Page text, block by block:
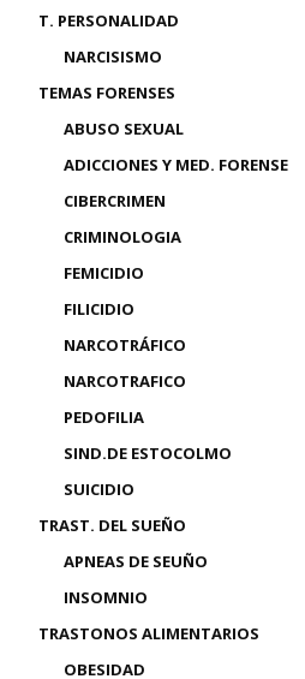
T. PERSONALIDAD
NARCISISMO
TEMAS FORENSES
ABUSO SEXUAL
ADICCIONES Y MED. FORENSE
CIBERCRIMEN
CRIMINOLOGIA
FEMICIDIO
FILICIDIO
NARCOTRÁFICO
NARCOTRAFICO
PEDOFILIA
SIND.DE ESTOCOLMO
SUICIDIO
TRAST. DEL SUEÑO
APNEAS DE SEUÑO
INSOMNIO
TRASTONOS ALIMENTARIOS
OBESIDAD